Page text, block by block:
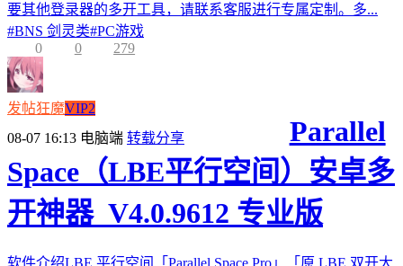
要其他登录器的多开工具，请联系客服进行专属定制。多...
#BNS 剑灵类#PC游戏
0
0 279
发帖狂魔VIP2
08-07 16:13 电脑端 转载分享
Parallel
Space（LBE平行空间）安卓多
开神器_V4.0.9612 专业版
软件介绍LBE 平行空间「Parallel Space Pro」「原 LBE 双开大